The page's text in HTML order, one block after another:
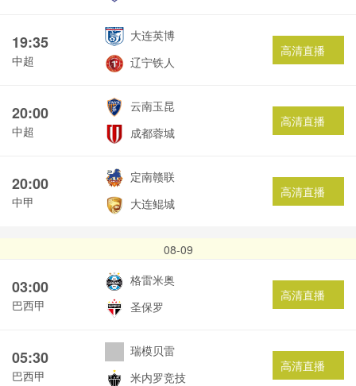
19:35
中超
大连英博
辽宁铁人
高清直播
20:00
中超
云南玉昆
成都蓉城
高清直播
20:00
中甲
定南赣联
大连鲲城
高清直播
08-09
03:00
巴西甲
格雷米奥
圣保罗
高清直播
05:30
巴西甲
瑞模贝雷
米内罗竞技
高清直播